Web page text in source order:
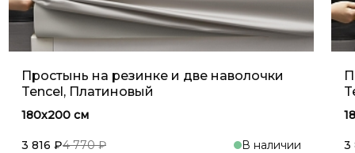
Простынь на резинке и две наволочки
Tencel, Платиновый
180x200 см
3 816 ₽4 770 ₽ В наличии 3